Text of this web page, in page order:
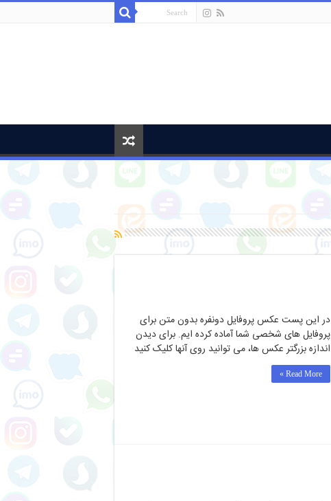
در این پست عکس پروفایل دونفره بدون متن برای
پروفایل های شخصی شما آماده کرده ایم. برای دیدن
اندازه بزرگتر عکس ها، می توانید روی آنها کلیک کنید
Read More »